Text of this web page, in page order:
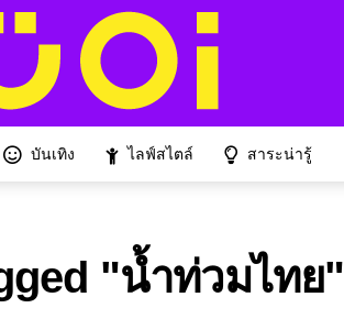
บันเทิง ไลฟ์สไตล์ สาระน่ารู้
"น้ำท่วมไทย"